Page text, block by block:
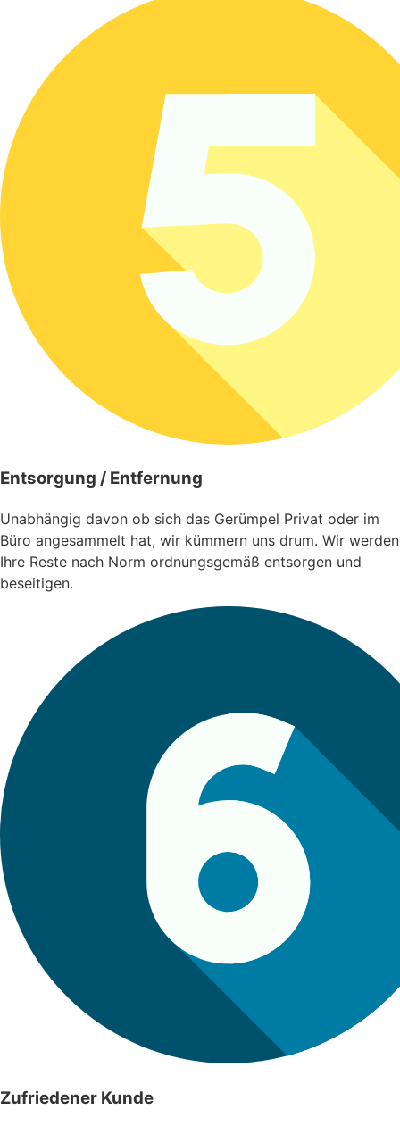
Entsorgung / Entfernung
Unabhängig davon ob sich das Gerümpel Privat oder im
Büro angesammelt hat, wir kümmern uns drum. Wir werden
Ihre Reste nach Norm ordnungsgemäß entsorgen und
beseitigen.
Zufriedener Kunde